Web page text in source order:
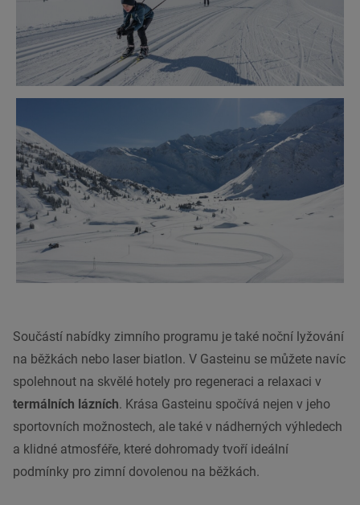
Součástí nabídky zimního programu je také noční lyžování
na běžkách nebo laser biatlon. V Gasteinu se můžete navíc
spolehnout na skvělé hotely pro regeneraci a relaxaci v
termálních lázních. Krása Gasteinu spočívá nejen v jeho
sportovních možnostech, ale také v nádherných výhledech
a klidné atmosféře, které dohromady tvoří ideální
podmínky pro zimní dovolenou na běžkách.